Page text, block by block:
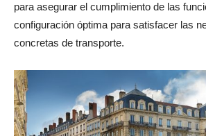
para asegurar el cumplimiento de las
configuración óptima para satisfacer las
concretas de transporte.